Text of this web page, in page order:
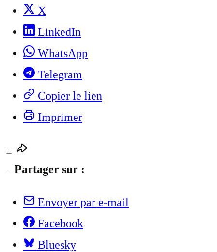
X
LinkedIn
WhatsApp
Telegram
Copier le lien
Imprimer
Partager sur :
Envoyer par e-mail
Facebook
Bluesky